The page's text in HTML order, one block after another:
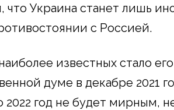
что Украина станет лишь
с Россией.
известных стало
думе в декабре 2021
2022 год не будет мирным,